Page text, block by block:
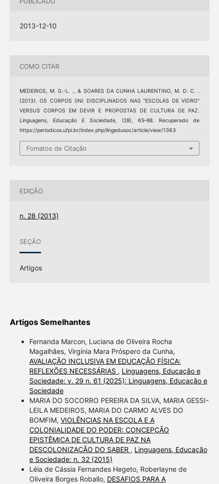
2013-12-10
COMO CITAR
MEDEIROS, M. G.-L. ., & SOARES DA CUNHA LAURENTINO, M. D. C. .
(2013). OS CORPOS (IN) DISCIPLINADOS NAS “ESCOLAS DE VIDRO”
VERSUS CORPOS EM DEVIR E PROPOSTAS DE CULTURA DE PAZ.
Linguagens, Educação E Sociedade, (28), 65–88. Recuperado de
https://periodicos.ufpi.br/index.php/lingedusoc/article/view/1363
Fomatos de Citação
EDIÇÃO
n. 28 (2013)
SEÇÃO
Artigos
Artigos Semelhantes
Fernanda Marcon, Luciana de Oliveira Rocha
Magalhães, Virgínia Mara Próspero da Cunha,
AVALIAÇÃO INCLUSIVA EM EDUCAÇÃO FÍSICA:
REFLEXÕES NECESSÁRIAS , Linguagens, Educação e
Sociedade: v. 29 n. 61 (2025): Linguagens, Educação e
Sociedade
MARIA DO SOCORRO PEREIRA DA SILVA, MARIA GESSI-
LEILA MEDEIROS, MARIA DO CARMO ALVES DO
BOMFIM, VIOLÊNCIAS NA ESCOLA E A
COLONIALIDADE DO PODER: CONCEPÇÃO
EPISTÊMICA DE CULTURA DE PAZ NA
DESCOLONIZAÇÃO DO SABER , Linguagens, Educação
e Sociedade: n. 32 (2015)
Léia de Cássia Fernandes Hegeto, Roberlayne de
Oliveira Borges Roballo, DESAFIOS PARA A